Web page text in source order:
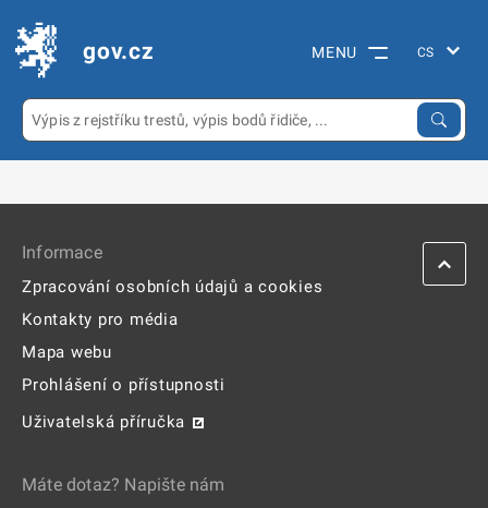
gov.cz MENU
Informace
Zpracování osobních údajů a cookies
Kontakty pro média
Mapa webu
Prohlášení o přístupnosti
Uživatelská příručka
Máte dotaz? Napište nám